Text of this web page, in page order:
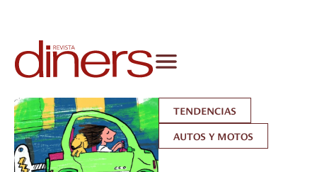
TENDENCIAS
AUTOS Y MOTOS